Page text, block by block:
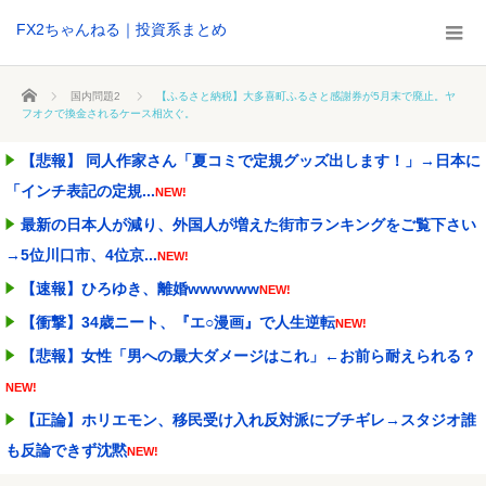
FX2ちゃんねる｜投資系まとめ
ホーム 国内問題2
【ふるさと納税】大多喜町ふるさと感謝券が5月末で廃止。ヤ
フオクで換金されるケース相次ぐ。
【悲報】 同人作家さん「夏コミで定規グッズ出します！」→日本に
「インチ表記の定規...NEW!
最新の日本人が減り、外国人が増えた街市ランキングをご覧下さい
→5位川口市、4位京...NEW!
【速報】ひろゆき、離婚wwwwwwNEW!
【衝撃】34歳ニート、『エ○漫画』で人生逆転NEW!
【悲報】女性「男への最大ダメージはこれ」←お前ら耐えられる？
NEW!
【正論】ホリエモン、移民受け入れ反対派にブチギレ→スタジオ誰
も反論できず沈黙NEW!